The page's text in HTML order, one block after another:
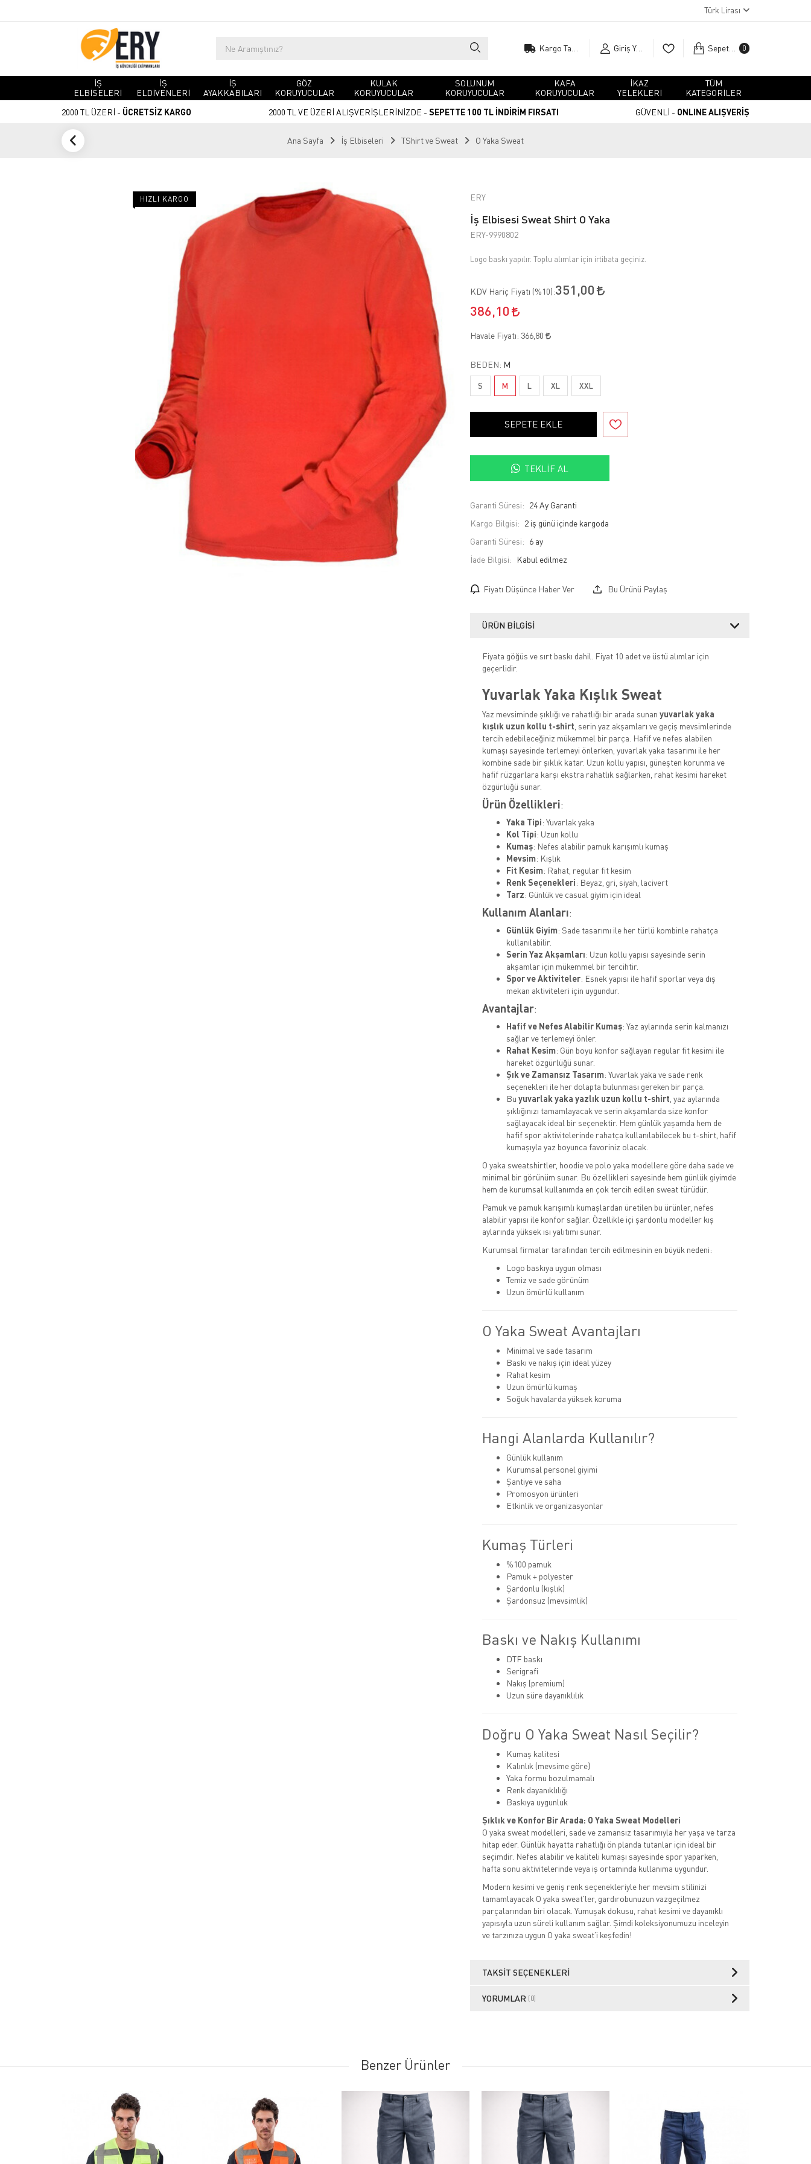
Türk Lirası
Giriş Yap Sepetim 0
İŞ
ELBİSELERİ
İŞ
ELDİVENLERİ
İŞ
AYAKKABILARI
GÖZ
KORUYUCULAR
KULAK
KORUYUCULAR
SOLUNUM
KORUYUCULAR
KAFA
KORUYUCULAR
İKAZ
YELEKLERİ
TÜM
KATEGORİLER
2000 TL ÜZERİ - ÜCRETSİZ KARGO 2000 TL VE ÜZERİ ALIŞVERİŞLERİNİZDE - SEPETTE 100 TL İNDİRİM FIRSATI GÜVENLİ - ONLINE ALIŞVERİŞ
Ana Sayfa İş Elbiseleri TShirt ve Sweat O Yaka Sweat
HIZLI KARGO ERY
İş Elbisesi Sweat Shirt O Yaka
ERY-9990802
Logo baskı yapılır. Toplu alımlar için irtibata geçiniz.
KDV Hariç Fiyatı (%10):351,00
386,10
Havale Fiyatı: 366,80
BEDEN: M
S M L XL XXL
SEPETE EKLE
TEKLIF AL
Garanti Süresi: 24 Ay Garanti
Kargo Bilgisi: 2 iş günü içinde kargoda
Garanti Süresi: 6 ay
İade Bilgisi:
Fiyatı Düşünce Haber Ver Bu Ürünü Paylaş
ÜRÜN BILGISI
Fiyata göğüs ve sırt baskı dahil. Fiyat 10 adet ve üstü alımlar için
geçerlidir.
Yuvarlak Yaka Kışlık Sweat
Yaz mevsiminde şıklığı ve rahatlığı bir arada sunan yuvarlak yaka
kışlık uzun kollu t-shirt , serin yaz akşamları ve geçiş mevsimlerinde
tercih edebileceğiniz mükemmel bir parça. Hafif ve nefes alabilen
kumaşı sayesinde terlemeyi önlerken, yuvarlak yaka tasarımı ile her
kombine sade bir şıklık katar. Uzun kollu yapısı, güneşten korunma ve
hafif rüzgarlara karşı ekstra rahatlık sağlarken, rahat kesimi hareket
özgürlüğü sunar.
Ürün Özellikleri:
Yaka Tipi: Yuvarlak yaka
Kol Tipi: Uzun kollu
Kumaş: Nefes alabilir pamuk karışımlı kumaş
Mevsim: Kışlık
Fit Kesim: Rahat, regular fit kesim
Renk Seçenekleri: Beyaz, gri, siyah, lacivert
Tarz: Günlük ve casual giyim için ideal
Kullanım Alanları:
Günlük Giyim: Sade tasarımı ile her türlü kombinle rahatça
kullanılabilir.
Serin Yaz Akşamları: Uzun kollu yapısı sayesinde serin
akşamlar için mükemmel bir tercihtir.
Spor ve Aktiviteler: Esnek yapısı ile hafif sporlar veya dış
mekan aktiviteleri için uygundur.
Avantajlar:
Hafif ve Nefes Alabilir Kumaş: Yaz aylarında serin kalmanızı
sağlar ve terlemeyi önler.
Rahat Kesim: Gün boyu konfor sağlayan regular fit kesimi ile
hareket özgürlüğü sunar.
Şık ve Zamansız Tasarım: Yuvarlak yaka ve sade renk
seçenekleri ile her dolapta bulunması gereken bir parça.
Bu yuvarlak yaka yazlık uzun kollu t-shirt , yaz aylarında
şıklığınızı tamamlayacak ve serin akşamlarda size konfor
sağlayacak ideal bir seçenektir. Hem günlük yaşamda hem de
hafif spor aktivitelerinde rahatça kullanılabilecek bu t-shirt, hafif
kumaşıyla yaz boyunca favoriniz olacak.
O yaka sweatshirtler, hoodie ve polo yaka modellere göre daha sade ve
minimal bir görünüm sunar. Bu özellikleri sayesinde hem günlük giyimde
hem de kurumsal kullanımda en çok tercih edilen sweat türüdür.
Pamuk ve pamuk karışımlı kumaşlardan üretilen bu ürünler, nefes
alabilir yapısı ile konfor sağlar. Özellikle içi şardonlu modeller kış
aylarında yüksek ısı yalıtımı sunar.
Kurumsal firmalar tarafından tercih edilmesinin en büyük nedeni:
Logo baskıya uygun olması
Temiz ve sade görünüm
Uzun ömürlü kullanım
O Yaka Sweat Avantajları
Minimal ve sade tasarım
Baskı ve nakış için ideal yüzey
Rahat kesim
Uzun ömürlü kumaş
Soğuk havalarda yüksek koruma
Hangi Alanlarda Kullanılır?
Günlük kullanım
Kurumsal personel giyimi
Şantiye ve saha
Promosyon ürünleri
Etkinlik ve organizasyonlar
Kumaş Türleri
%100 pamuk
Pamuk + polyester
Şardonlu (kışlık)
Şardonsuz (mevsimlik)
Baskı ve Nakış Kullanımı
DTF baskı
Serigrafi
Nakış (premium)
Uzun süre dayanıklılık
Doğru O Yaka Sweat Nasıl Seçilir?
Kumaş kalitesi
Kalınlık (mevsime göre)
Yaka formu bozulmamalı
Renk dayanıklılığı
Baskıya uygunluk
Şıklık ve Konfor Bir Arada: O Yaka Sweat Modelleri
O yaka sweat modelleri, sade ve zamansız tasarımıyla her yaşa ve tarza
hitap eder. Günlük hayatta rahatlığı ön planda tutanlar için ideal bir
seçimdir. Nefes alabilir ve kaliteli kumaşı sayesinde spor yaparken,
hafta sonu aktivitelerinde veya iş ortamında kullanıma uygundur.
Modern kesimi ve geniş renk seçenekleriyle her mevsim stilinizi
tamamlayacak O yaka sweat'ler, gardırobunuzun vazgeçilmez
parçalarından biri olacak. Yumuşak dokusu, rahat kesimi ve dayanıklı
yapısıyla uzun süreli kullanım sağlar. Şimdi koleksiyonumuzu inceleyin
ve tarzınıza uygun O yaka sweat’i keşfedin!
TAKSIT SEÇENEKLERI
YORUMLAR (0)
Benzer Ürünler